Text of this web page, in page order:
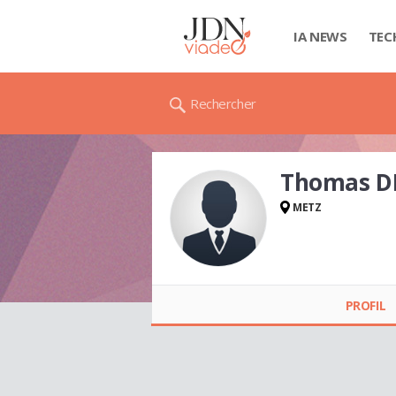
IA NEWS
Rechercher
Thomas
METZ
PROFIL